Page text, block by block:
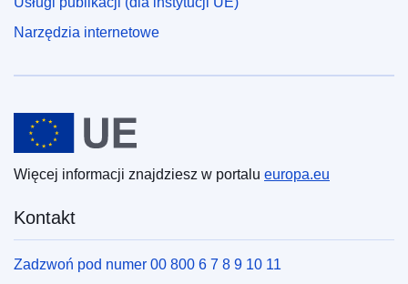
Narzędzia internetowe
Unia Europejska
Więcej informacji znajdziesz w portalu europa.eu
Kontakt
Zadzwoń pod numer 00 800 6 7 8 9 10 11